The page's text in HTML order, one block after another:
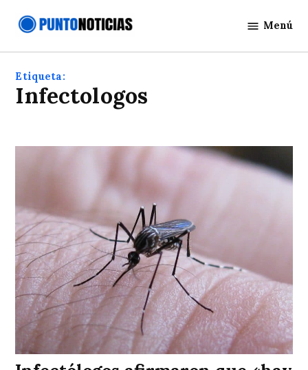
Noticias
Menú
Etiqueta:
Infectologos